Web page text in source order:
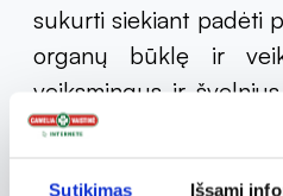
Sutikimas Išsami
sukurti siekiant padėti
organų būklę ir
veiksmingus ir
higienai, kurių